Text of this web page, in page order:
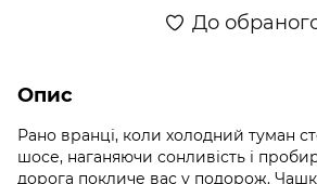
До
Опис
Рано вранці, коли холодний туман
шосе, наганяючи сонливість і
дорога покличе вас у подорож.